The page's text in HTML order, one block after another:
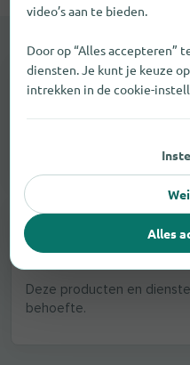
OOK IN DE OMGEVING
Meubilair vinden
VERGELIJKBARE PRODUCTEN,
Vergelijkbare
Deze producten en
behoefte.
video’s aan te bieden.
Door op “Alles accepteren”
diensten. Je kunt je keuze
intrekken in de cookie-
Alles